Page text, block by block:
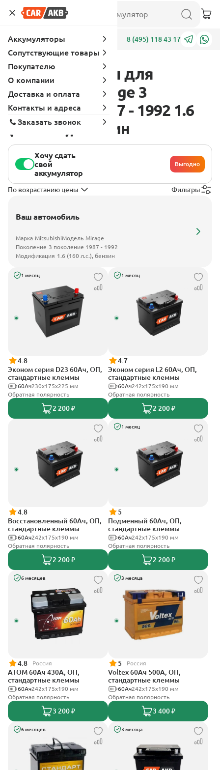
Адреса 8 (495) 118 43 17
Аккумуляторы для
Mitsubishi Mirage 3
поколение 1987 - 1992 1.6
(160 л.с.), бензин
Хочу сдать
свой
аккумулятор
Выгодно
По возрастанию цены Фильтры
Ваш автомобиль
Марка MitsubishiМодель Mirage
Поколение 3 поколение 1987 - 1992
Модификация 1.6 (160 л.с.), бензин
1 месяц
4.8
Эконом серия D23 60Ач, ОП,
стандартные клеммы
230x175x225 мм
60Ач
Обратная полярность
2 200 ₽
1 месяц
4.7
Эконом серия L2 60Ач, ОП,
стандартные клеммы
242х175х190 мм
60Ач
Обратная полярность
2 200 ₽
4.8
Восстановленный 60Ач, ОП,
стандартные клеммы
242х175х190 мм
60Ач
Обратная полярность
2 200 ₽
1 месяц
5
Подменный 60Ач, ОП,
стандартные клеммы
242х175х190 мм
60Ач
Обратная полярность
2 200 ₽
6 месяцев
4.8 Россия
АТОМ 60Ач 430А, ОП,
стандартные клеммы
242х175х190 мм
60Ач
Обратная полярность
3 200 ₽
3 месяца
5 Россия
Voltex 60Ач 500А, ОП,
стандартные клеммы
242х175х190 мм
60Ач
Обратная полярность
3 400 ₽
6 месяцев 3 месяца
Аккумуляторы
Сопутствующие товары
Покупателю
О компании
Доставка и оплата
Контакты и адреса
Заказать звонок